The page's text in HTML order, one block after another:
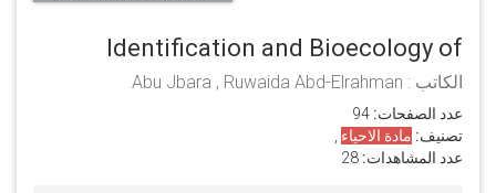
Identification and Bioecology of
Capnodis Species ( Coleoptera :
Buprestidae ) in Irbid Governate ,
Jordan = تعريف بيئة حيوية لأنواع
الكابنودس في محافظة إربد ، الأردن
الكاتب : Abu Jbara , Ruwaida Abd-Elrahman
عدد الصفحات:
تصنيف: مادة الاحياء
عدد المشاهدات: